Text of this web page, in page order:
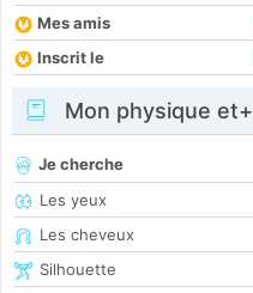
Mes amis
Inscrit le
Mon physique et+
Je cherche
Les yeux
Les cheveux
Silhouette